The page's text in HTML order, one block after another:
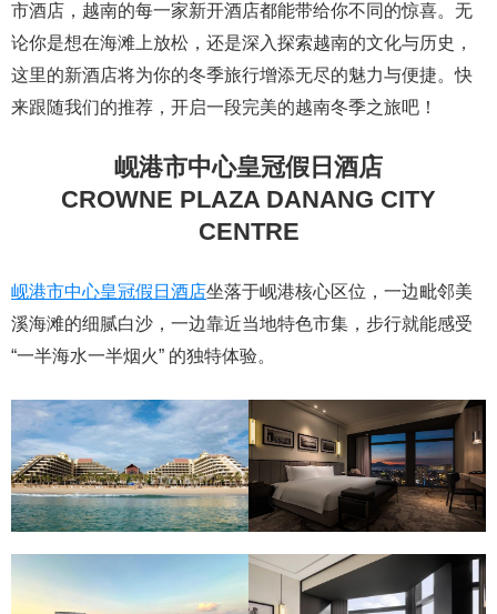
市酒店，越南的每一家新开酒店都能带给你不同的惊喜。无
论你是想在海滩上放松，还是深入探索越南的文化与历史，
这里的新酒店将为你的冬季旅行增添无尽的魅力与便捷。快
来跟随我们的推荐，开启一段完美的越南冬季之旅吧！
岘港市中心皇冠假日酒店
CROWNE PLAZA DANANG CITY
CENTRE
岘港市中心皇冠假日酒店坐落于岘港核心区位，一边毗邻美
溪海滩的细腻白沙，一边靠近当地特色市集，步行就能感受
“一半海水一半烟火” 的独特体验。